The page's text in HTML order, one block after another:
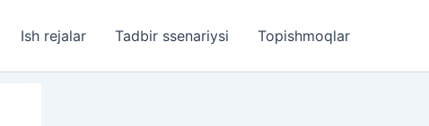
Ish rejalar Tadbir ssenariysi Topishmoqlar